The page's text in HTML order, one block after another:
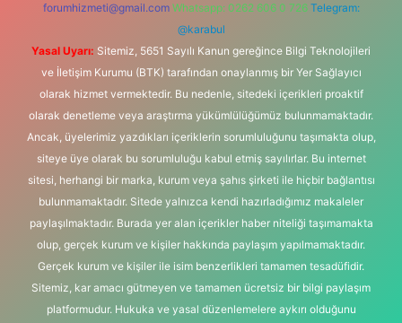
forumhizmeti@gmail.com Whatsapp: 0262 606 0 726 Telegram:
@karabul
Yasal Uyarı: Sitemiz, 5651 Sayılı Kanun gereğince Bilgi Teknolojileri
ve İletişim Kurumu (BTK) tarafından onaylanmış bir Yer Sağlayıcı
olarak hizmet vermektedir. Bu nedenle, sitedeki içerikleri proaktif
olarak denetleme veya araştırma yükümlülüğümüz bulunmamaktadır.
Ancak, üyelerimiz yazdıkları içeriklerin sorumluluğunu taşımakta olup,
siteye üye olarak bu sorumluluğu kabul etmiş sayılırlar. Bu internet
sitesi, herhangi bir marka, kurum veya şahıs şirketi ile hiçbir bağlantısı
bulunmamaktadır. Sitede yalnızca kendi hazırladığımız makaleler
paylaşılmaktadır. Burada yer alan içerikler haber niteliği taşımamakta
olup, gerçek kurum ve kişiler hakkında paylaşım yapılmamaktadır.
Gerçek kurum ve kişiler ile isim benzerlikleri tamamen tesadüfidir.
Sitemiz, kar amacı gütmeyen ve tamamen ücretsiz bir bilgi paylaşım
platformudur. Hukuka ve yasal düzenlemelere aykırı olduğunu